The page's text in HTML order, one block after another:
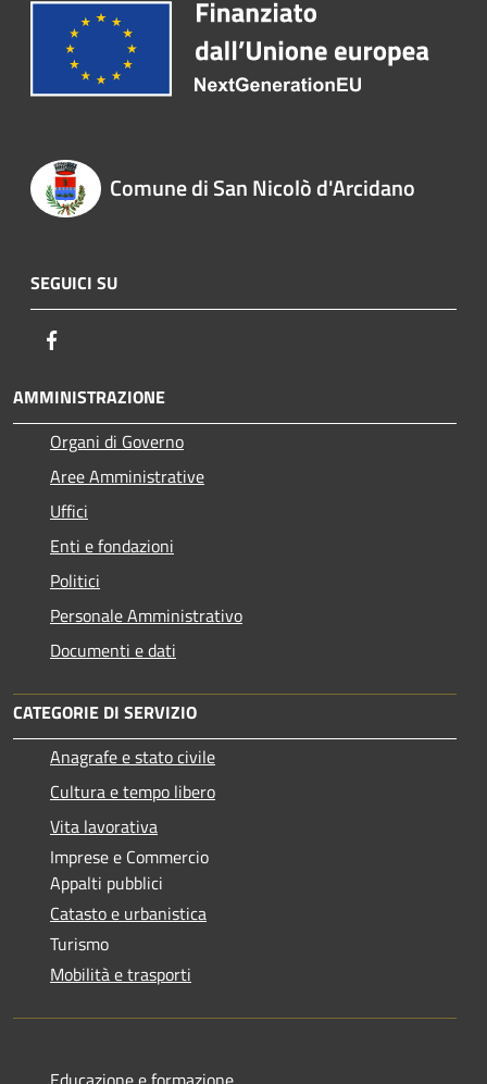
Comune di San Nicolò d'Arcidano
SEGUICI SU
AMMINISTRAZIONE
Organi di Governo
Aree Amministrative
Uffici
Enti e fondazioni
Politici
Personale Amministrativo
Documenti e dati
CATEGORIE DI SERVIZIO
Anagrafe e stato civile
Cultura e tempo libero
Vita lavorativa
Imprese e Commercio
Appalti pubblici
Catasto e urbanistica
Turismo
Mobilità e trasporti